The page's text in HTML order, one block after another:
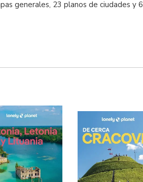
generales, 23 planos de ciudades y 6